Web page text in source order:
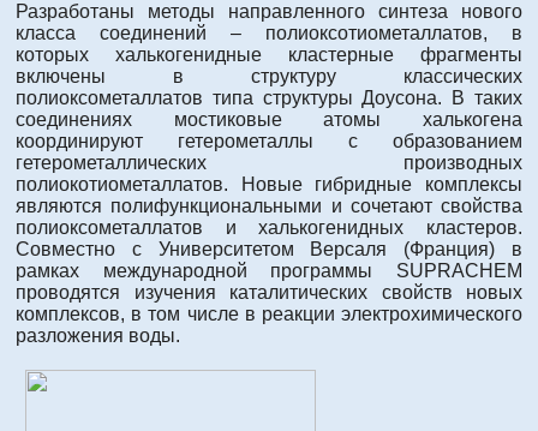
Разработаны методы направленного синтеза нового
класса соединений – полиоксотиометаллатов, в
которых халькогенидные кластерные фрагменты
включены в структуру классических
полиоксометаллатов типа структуры Доусона. В таких
соединениях мостиковые атомы халькогена
координируют гетерометаллы с образованием
гетерометаллических производных
полиокотиометаллатов. Новые гибридные комплексы
являются полифункциональными и сочетают свойства
полиоксометаллатов и халькогенидных кластеров.
Совместно с Университетом Версаля (Франция) в
рамках международной программы SUPRACHEM
проводятся изучения каталитических свойств новых
комплексов, в том числе в реакции электрохимического
разложения воды.